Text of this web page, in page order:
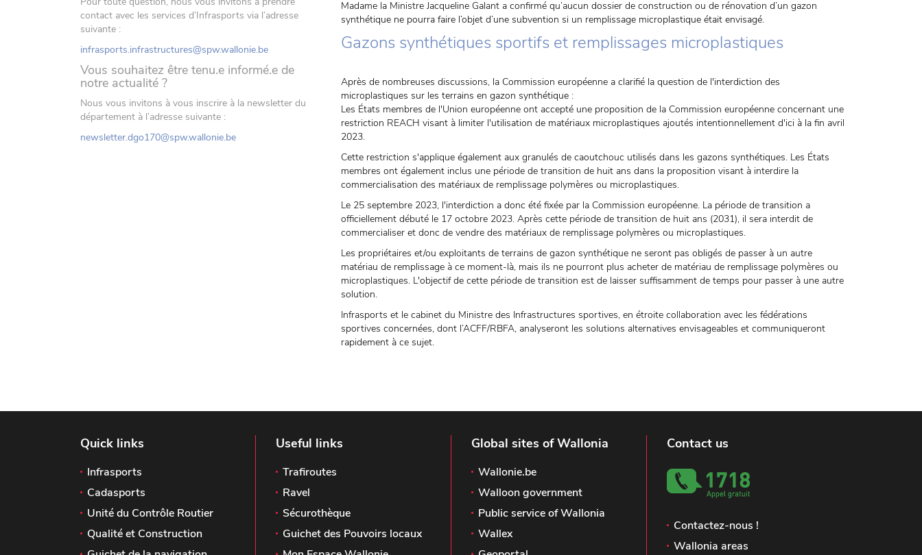
contact avec les services d’Infrasports via l’adresse
suivante :
infrasports.infrastructures@spw.wallonie.be
Vous souhaitez être tenu.e informé.e de
notre actualité ?
Nous vous invitons à vous inscrire à la newsletter du
département à l’adresse suivante :
newsletter.dgo170@spw.wallonie.be
Madame la Ministre Jacqueline Galant a confirmé qu’aucun dossier de construction ou de rénovation d’un gazon
synthétique ne pourra faire l’objet d’une subvention si un remplissage microplastique était envisagé.
Gazons synthétiques sportifs et remplissages microplastiques
Après de nombreuses discussions, la Commission européenne a clarifié la question de l'interdiction des
microplastiques sur les terrains en gazon synthétique :
Les États membres de l'Union européenne ont accepté une proposition de la Commission européenne concernant une
restriction REACH visant à limiter l'utilisation de matériaux microplastiques ajoutés intentionnellement d'ici à la fin avril
2023.
Cette restriction s'applique également aux granulés de caoutchouc utilisés dans les gazons synthétiques. Les États
membres ont également inclus une période de transition de huit ans dans la proposition visant à interdire la
commercialisation des matériaux de remplissage polymères ou microplastiques.
Le 25 septembre 2023, l'interdiction a donc été fixée par la Commission européenne. La période de transition a
officiellement débuté le 17 octobre 2023. Après cette période de transition de huit ans (2031), il sera interdit de
commercialiser et donc de vendre des matériaux de remplissage polymères ou microplastiques.
Les propriétaires et/ou exploitants de terrains de gazon synthétique ne seront pas obligés de passer à un autre
matériau de remplissage à ce moment-là, mais ils ne pourront plus acheter de matériau de remplissage polymères ou
microplastiques. L'objectif de cette période de transition est de laisser suffisamment de temps pour passer à une autre
solution.
Infrasports et le cabinet du Ministre des Infrastructures sportives, en étroite collaboration avec les fédérations
sportives concernées, dont l’ACFF/RBFA, analyseront les solutions alternatives envisageables et communiqueront
rapidement à ce sujet.
Quick links
Infrasports
Cadasports
Unité du Contrôle Routier
Qualité et Construction
Useful links
Trafiroutes
Ravel
Sécurothèque
Guichet des Pouvoirs locaux
Global sites of Wallonia
Wallonie.be
Walloon government
Public service of Wallonia
Wallex
Contact us
Contactez-nous !
Wallonia areas